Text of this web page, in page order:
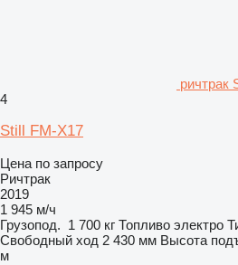
ричтрак
4
Still FM-X17
Цена по запросу
Ричтрак
2019
1 945 м/ч
Грузопод. 1 700 кг Топливо электро
Свободный ход 2 430 мм Высота
м